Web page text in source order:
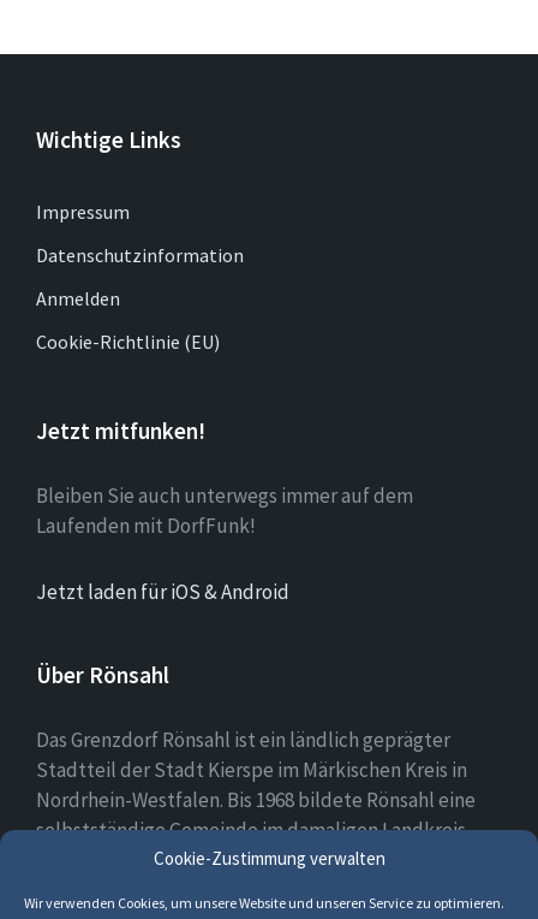
Cookie-Zustimmung verwalten
Wir verwenden Cookies, um unsere Website und unseren Service zu optimieren.
Wichtige Links
Impressum
Datenschutzinformation
Anmelden
Cookie-Richtlinie (EU)
Jetzt mitfunken!
Bleiben Sie auch unterwegs immer auf dem
Laufenden mit DorfFunk!
Jetzt laden für iOS & Android
Über Rönsahl
Das Grenzdorf Rönsahl ist ein ländlich geprägter
Stadtteil der Stadt Kierspe im Märkischen Kreis in
Nordrhein-Westfalen. Bis 1968 bildete Rönsahl eine
selbstständige Gemeinde im damaligen Landkreis
Altena. Heute leben etwa 2.300 Menschen in und um